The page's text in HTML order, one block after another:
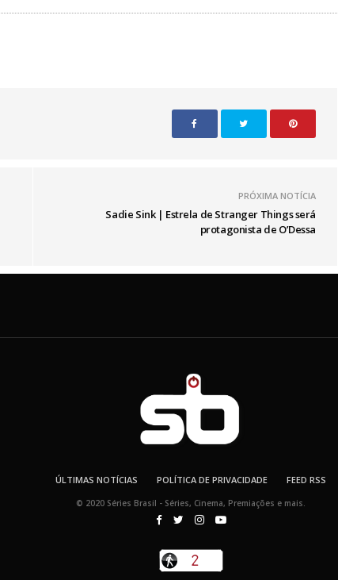
PRÓXIMA NOTÍCIA
Sadie Sink | Estrela de Stranger Things será
protagonista de O’Dessa
ÚLTIMAS NOTÍCIAS POLÍTICA DE PRIVACIDADE FEED RSS
© 2020 Séries Brasil - Séries, Cinema, Premiações e mais.